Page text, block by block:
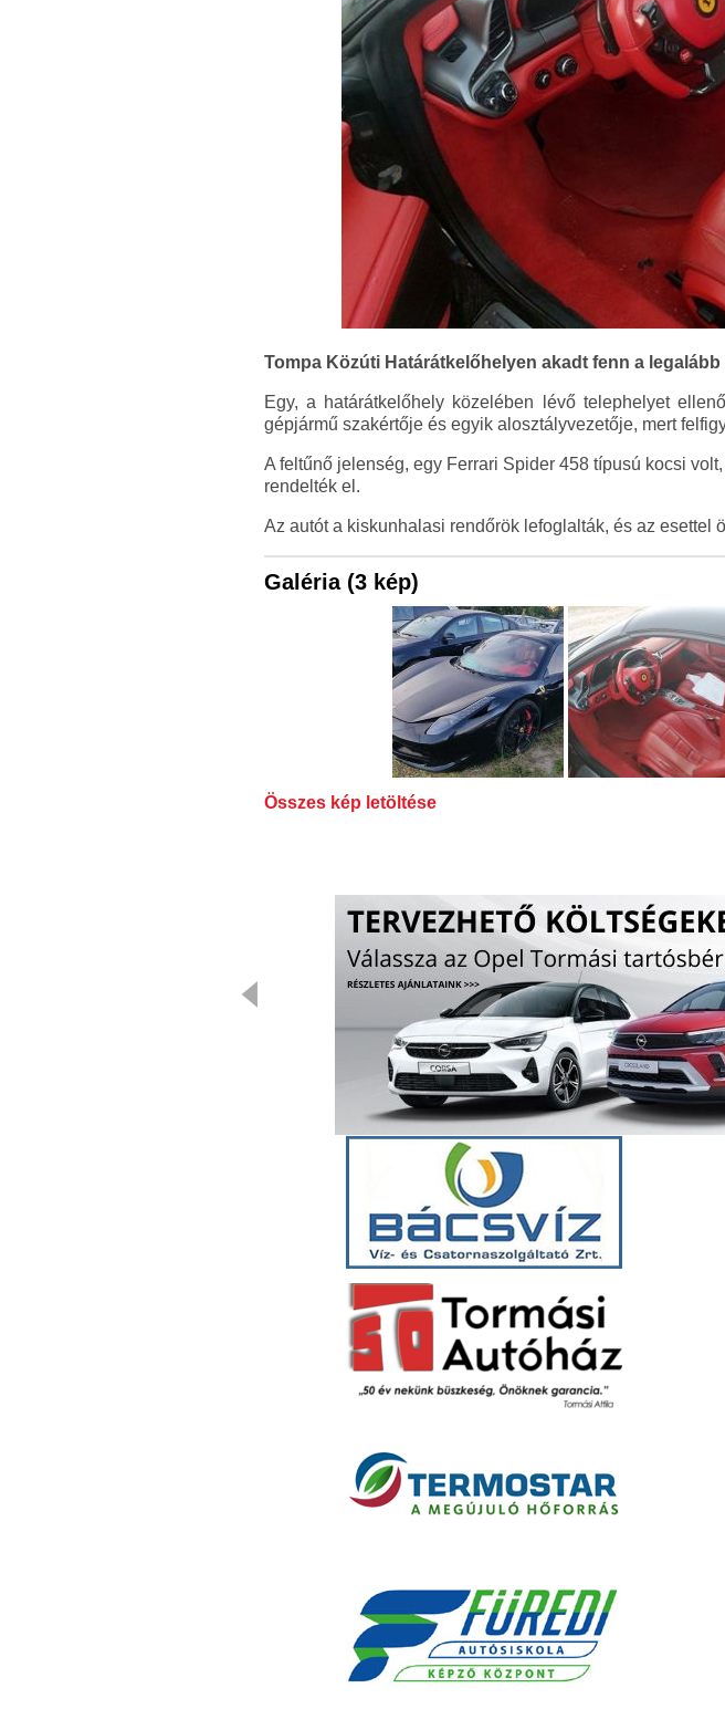
Tompa Közúti Határátkelőhelyen akadt fenn a
Egy, a határátkelőhely közelében lévő telephelyet
gépjármű szakértője és egyik alosztályvezetője, mert
A feltűnő jelenség, egy Ferrari Spider 458 típusú kocsi
rendelték el.
Az autót a kiskunhalasi rendőrök lefoglalták, és az esettel
Galéria (3 kép)
Összes kép letöltése